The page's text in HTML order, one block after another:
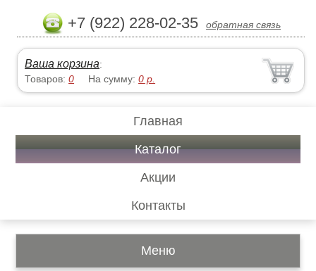
+7 (922) 228-02-35 обратная связь
Ваша корзина:
Товаров:0 На сумму:0 р.
Главная
Каталог
Акции
Контакты
Меню